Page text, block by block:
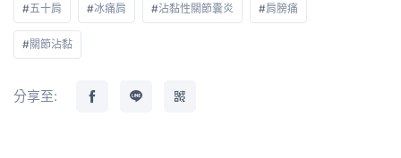
#五十肩 #冰痛肩 #沾黏性關節囊炎 #肩膀痛
#關節沾黏
分享至: